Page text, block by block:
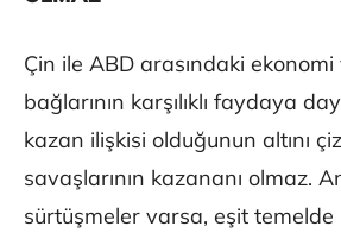
Çin ile ABD arasındaki
bağlarının karşılıklı faydaya
kazan ilişkisi olduğunun altını
savaşlarının kazananı olmaz.
sürtüşmeler varsa, eşit temelde